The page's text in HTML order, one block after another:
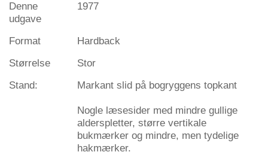
Denne
udgave
1977
Format
Hardback
Størrelse
Stor
Stand:
Markant slid på bogryggens topkant
Nogle læsesider med mindre gullige
alderspletter, større vertikale
bukmærker og mindre, men tydelige
hakmærker.